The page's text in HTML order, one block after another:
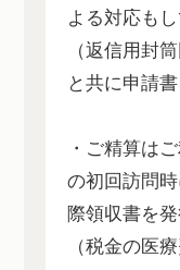
よる対応もし
（返信用封
と共に申請
・ご精算は
の初回訪問
際領収書を発
（税金の医